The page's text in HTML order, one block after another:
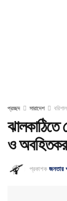
প্রচ্ছদ সারাদেশ বরিশাল
ও
প্রকাশক জনতার